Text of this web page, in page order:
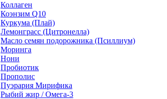
Коллаген
Коэнзим Q10
Куркума (Плай)
Лемонграсс (Цитронелла)
Масло семян подорожника (Псиллиум)
Моринга
Нони
Пробиотик
Прополис
Пуэрария Мирифика
Рыбий жир / Омега-3